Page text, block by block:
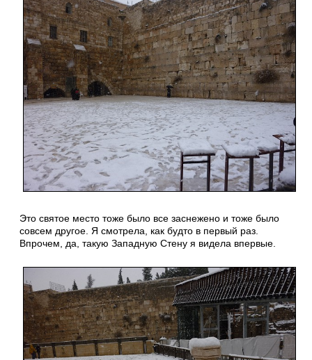
Это святое место тоже было все заснежено и тоже было
совсем другое. Я смотрела, как будто в первый раз.
Впрочем, да, такую Западную Стену я видела впервые.